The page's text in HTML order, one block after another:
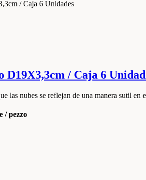
D19X3,3cm / Caja 6
las nubes se reflejan de una manera sutil
/ pezzo